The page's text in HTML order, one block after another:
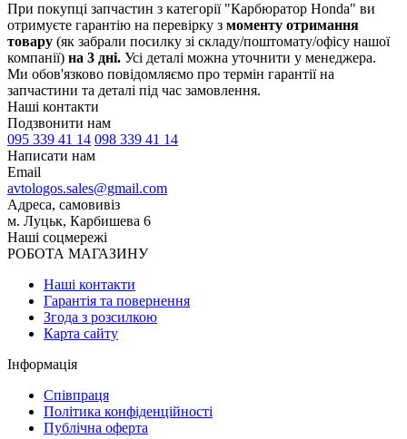
При покупці запчастин з категорії "Карбюратор Honda" ви
отримуєте гарантію на перевірку з моменту отримання
товару (як забрали посилку зі складу/поштомату/офісу нашої
компанії) на 3 дні. Усі деталі можна уточнити у менеджера.
Ми обов'язково повідомляємо про термін гарантії на
запчастини та деталі під час замовлення.
Наші контакти
Подзвонити нам
095 339 41 14 098 339 41 14
Написати нам
Email
avtologos.sales@gmail.com
Адреса, самовивіз
м. Луцьк, Карбишева 6
Наші соцмережі
РОБОТА МАГАЗИНУ
Наші контакти
Гарантія та повернення
Згода з розсилкою
Карта сайту
Інформація
Співпраця
Політика конфіденційності
Публічна оферта